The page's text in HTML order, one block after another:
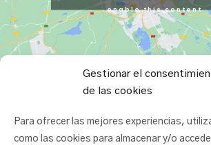
Gestionar el
de las cookies
Para ofrecer las mejores experiencias,
como las cookies para almacenar y/o
enable this content